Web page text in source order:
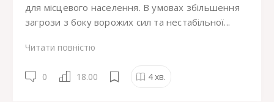
для місцевого населення. В умовах збільшення
загрози з боку ворожих сил та нестабільної...
Читати повністю
0 18.00 4хв.